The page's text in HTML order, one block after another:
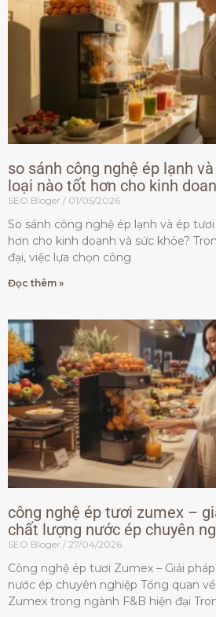
so sánh công nghệ ép lạnh
loại nào tốt hơn cho kinh
SEO Bloger 01/05/2026
So sánh công nghệ ép lạnh và ép
hơn cho kinh doanh và sức khỏe?
đại, việc lựa chọn công
Đọc thêm »
công nghệ ép tươi zumex –
chất lượng nước ép chuyên
SEO Bloger 27/04/2026
Công nghệ ép tươi Zumex – Giải
nước ép chuyên nghiệp Tổng quan
Zumex trong ngành F&B hiện đại